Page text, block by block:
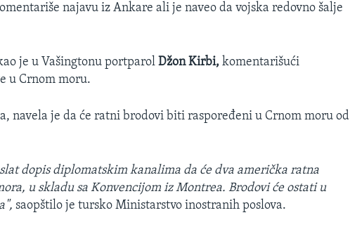
najavu iz Ankare ali je naveo da vojska redovno šalje
je u Vašingtonu portparolDžon Kirbi, komentarišući
u Crnom moru.
navela je da će ratni brodovi biti raspoređeni u Crnom moru od
dopis diplomatskim kanalima da će dva američka ratna
u skladu sa Konvencijom iz Montrea. Brodovi će ostati u
saopštilo je tursko Ministarstvo inostranih poslova.